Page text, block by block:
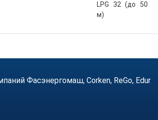
LPG 32 (до 50
м)
Фасэнергомаш, Corken, ReGo, Edur